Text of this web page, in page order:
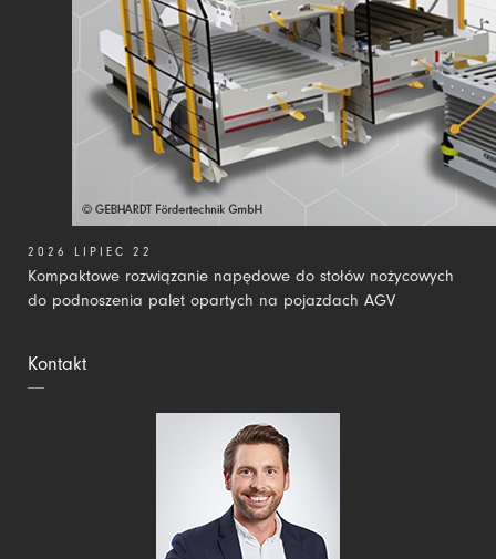
Kompaktowe rozwiązanie napędowe do stołów nożycowych
do podnoszenia palet opartych na pojazdach AGV
2026 LIPIEC 22
Kontakt